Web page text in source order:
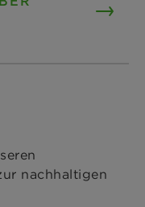
nachhaltigen